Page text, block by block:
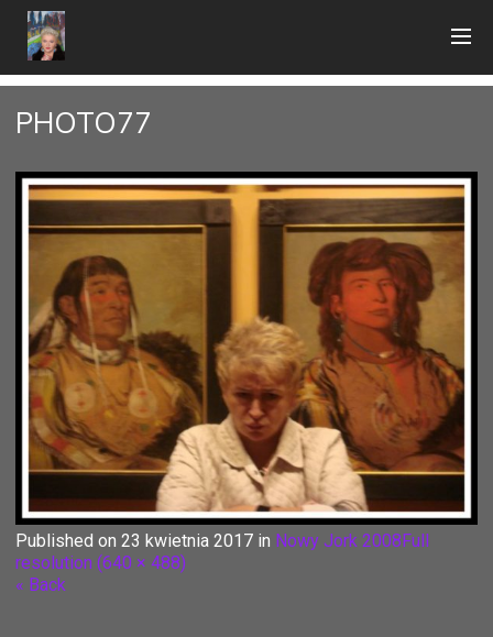
PHOTO77
Published on 23 kwietnia 2017 in Nowy Jork 2008Full
resolution (640 × 488)
« Back